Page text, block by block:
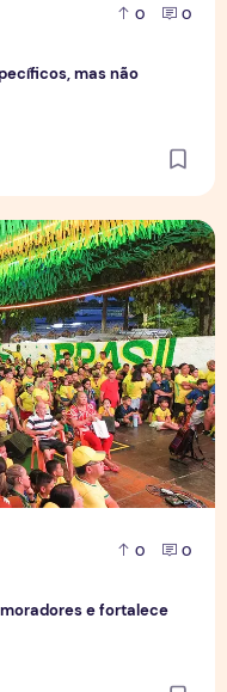
0 0
mas não
0 0
e fortalece
moradores e